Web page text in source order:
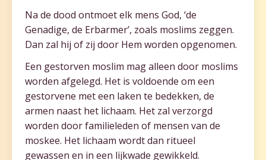
Na de dood ontmoet elk mens God, ‘de
Genadige, de Erbarmer’, zoals moslims zeggen.
Dan zal hij of zij door Hem worden opgenomen.
Een gestorven moslim mag alleen door moslims
worden afgelegd. Het is voldoende om een
gestorvene met een laken te bedekken, de
armen naast het lichaam. Het zal verzorgd
worden door familieleden of mensen van de
moskee. Het lichaam wordt dan ritueel
gewassen en in een lijkwade gewikkeld.